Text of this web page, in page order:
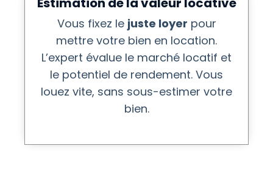
Vous fixez le juste loyer pour
mettre votre bien en location.
L’expert évalue le marché locatif et
le potentiel de rendement. Vous
louez vite, sans sous-estimer votre
bien.